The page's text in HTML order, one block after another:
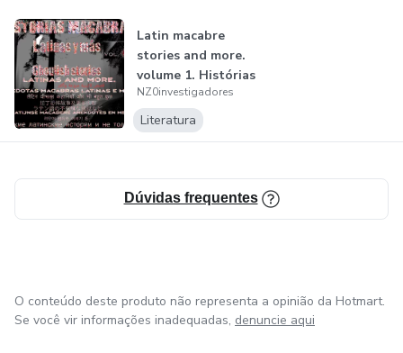
यहां मैं असाधारण घटनाओं के साक्ष्य कहानियों के रूप में प्रस्तुत करूंगा और
खंड पर पहुंचूंगा। 100 मैं एक अनुमत प्रारूप में व्यापक, वर्षों-लंबे शोध को
प्रकाशित करूंगा.
在这里，我将以故事的形式呈现超自然事件的证据，并进入
卷。 100.我将以允许的格式发表广泛的、长达数年的研究
ここでは、超常現象の証拠を物語の形で紹介し、第 100
巻まで進みます。 私は、長年にわたる広範な研究を、許
여기에서는 초자연적 사건의 증거를 이야기 형식으로 업로
드할 예정이며, 100권에 도달하면 허용된 형식으로 수년간
Latin macabre
stories and more.
volume 1. Histórias
macabras...
NZ0investigadores
Literatura
Dúvidas frequentes
O conteúdo deste produto não representa a opinião da Hotmart.
Se você vir informações inadequadas, denuncie aqui